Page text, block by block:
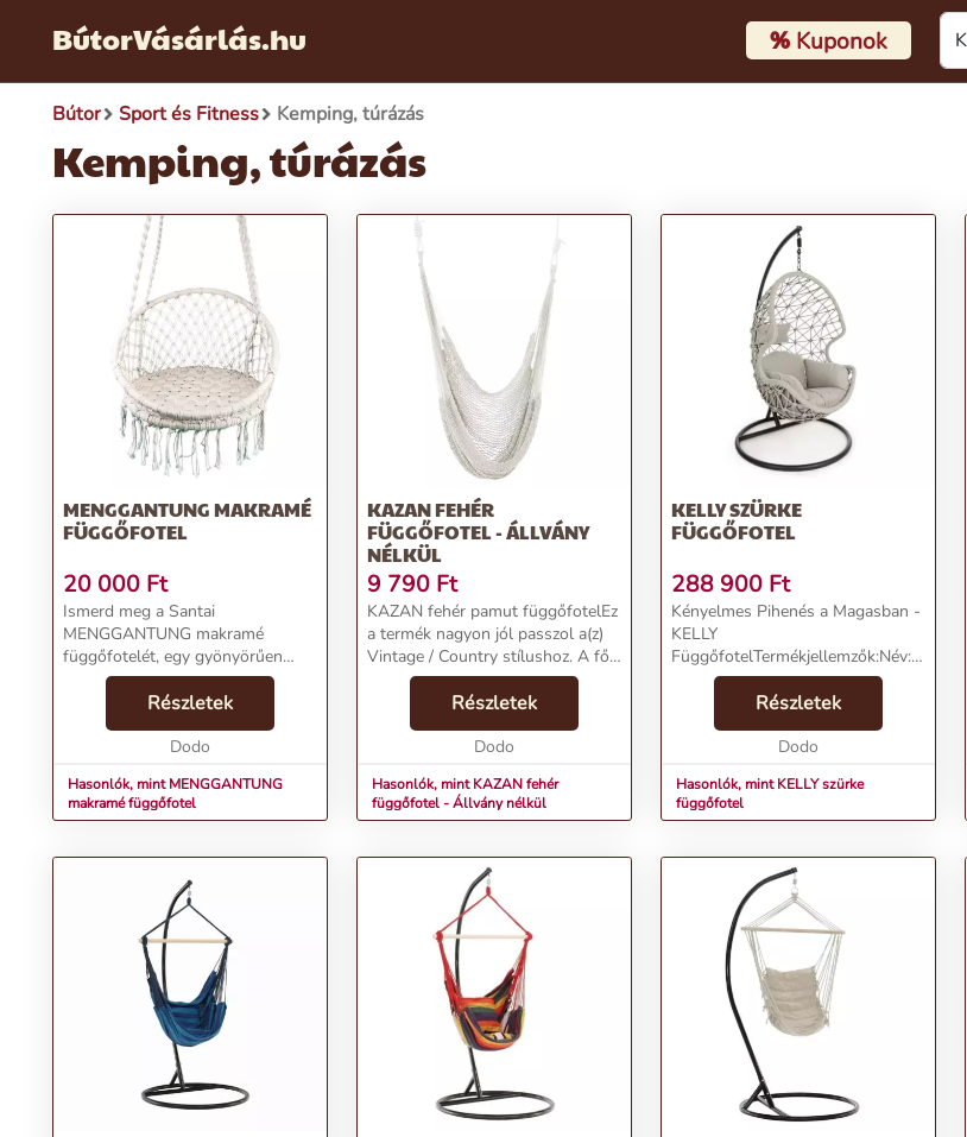
BútorVásárlás.hu %Kuponok
Bútor Sport és Fitness Kemping, túrázás
Kemping, túrázás
MENGGANTUNG MAKRAMÉ
FÜGGŐFOTEL
20 000 Ft
Ismerd meg a Santai
MENGGANTUNG makramé
függőfotelét, egy gyönyörűen
kézzel készített, fehér függő fotel,
amely tökéletes hely a pihenésre
és relaxálásra. A termék
bemutatkozása a
Részletek
Dodo
Hasonlók, mint MENGGANTUNG
makramé függőfotel
KAZAN FEHÉR
FÜGGŐFOTEL - ÁLLVÁNY
NÉLKÜL
9 790 Ft
KAZAN fehér pamut függőfotelEz
a termék nagyon jól passzol a(z)
Vintage / Country stílushoz. A fő
színe a(z) Fehér és a legfőbb
alapanyaga a(z) Pamut. Mintáját
tekintve Egyszínű, a felülete
Részletek
Dodo
Hasonlók, mint KAZAN fehér
függőfotel - Állvány nélkül
KELLY SZÜRKE
FÜGGŐFOTEL
288 900 Ft
Kényelmes Pihenés a Magasban -
KELLY
FüggőfotelTermékjellemzők:Név:
KELLY szürke függőfotelÁr:
394900 FtMárka:
BizzottoKategória: Függőágy,
függőszékTömeg: 27000 gSzín:
Részletek
Dodo
Hasonlók, mint KELLY szürke
függőfotel